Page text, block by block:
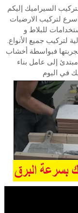
السيراميك إليكم
لتركيب الارضيات
للبلاط و
لتركيب جميع الأنواع.
فبواسطة أخشاب
إلى عامل بناء
في اليوم